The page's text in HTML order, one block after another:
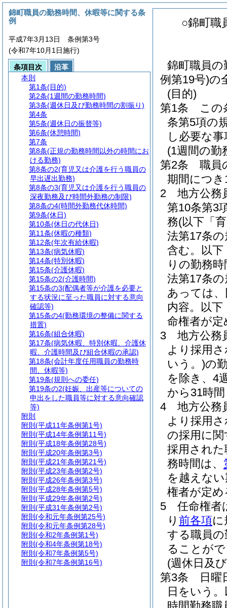
○錦町職
錦町職員の
例第19号)の
(目的)
第1条
この
条第5項の
し必要な
(1週間の勤
第2条
職員
期間につ
2
地方公務
第10条第3
務(以下「
法第17条
含む。以下
りの勤務
法第17条
あっては
内容。以
命権者が定
3
地方公務
より採用
いう。)の
を除き、4
から31時
4
地方公務
より採用
の採用に
採用された
務時間は、
を越えな
権者が定め
5
任命権者
り 前各項に
する職員
ることが
(週休日及
第3条
日曜
日をいう
錦町職員の勤務時間、休暇等に関する条
例
平成7年3月13日 条例第3号
(令和7年10月1日施行)
条項目次
沿革
本則
第1条(目的)
第2条(1週間の勤務時間)
第3条(週休日及び勤務時間の割振り)
第4条
第5条(週休日の振替等)
第6条(休憩時間)
第7条
第8条(正規の勤務時間以外の時間にお
ける勤務)
第8条の2(育児又は介護を行う職員の
早出遅出勤務)
第8条の3(育児又は介護を行う職員の
深夜勤務及び時間外勤務の制限)
第8条の4(時間外勤務代休時間)
第9条(休日)
第10条(休日の代休日)
第11条(休暇の種類)
第12条(年次有給休暇)
第13条(病気休暇)
第14条(特別休暇)
第15条(介護休暇)
第15条の2(介護時間)
第15条の3(配偶者等が介護を必要と
する状況に至った職員に対する意向
確認等)
第15条の4(勤務環境の整備に関する
措置)
第16条(組合休暇)
第17条(病気休暇、特別休暇、介護休
暇、介護時間及び組合休暇の承認)
第18条(会計年度任用職員の勤務時
間、休暇等)
第19条(規則への委任)
第19条の2(妊娠、出産等についての
申出をした職員等に対する意向確認
等)
附則
附則 (平成11年条例第1号)
附則 (平成14年条例第11号)
附則 (平成18年条例第28号)
附則 (平成20年条例第3号)
附則 (平成21年条例第21号)
附則 (平成23年条例第2号)
附則 (平成26年条例第3号)
附則 (平成28年条例第5号)
附則 (平成29年条例第2号)
附則 (平成31年条例第2号)
附則 (令和元年条例第25号)
附則 (令和元年条例第28号)
附則 (令和2年条例第1号)
附則 (令和4年条例第18号)
附則 (令和7年条例第5号)
附則 (令和7年条例第16号)